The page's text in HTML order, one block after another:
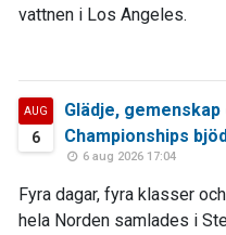
vattnen i Los Angeles.
AUG
6
Glädje,
Championships
6 aug 2026 17:04
Fyra dagar, fyra klasser
hela Norden samlades i